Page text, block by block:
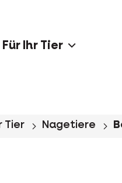
Für Ihr Tier
Tier Nagetiere